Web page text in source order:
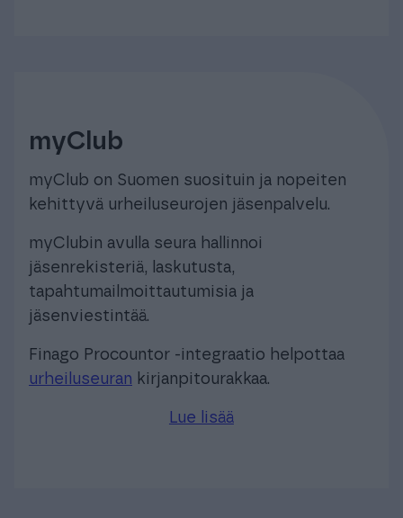
myClub
myClub on Suomen suosituin ja nopeiten
kehittyvä urheiluseurojen jäsenpalvelu.
myClubin avulla seura hallinnoi
jäsenrekisteriä, laskutusta,
tapahtumailmoittautumisia ja
jäsenviestintää.
Finago Procountor -integraatio helpottaa
urheiluseuran kirjanpitourakkaa.
Lue lisää